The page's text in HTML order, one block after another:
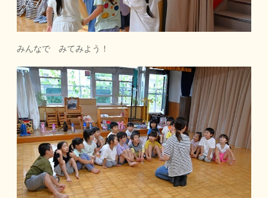
みんなで みてみよう！